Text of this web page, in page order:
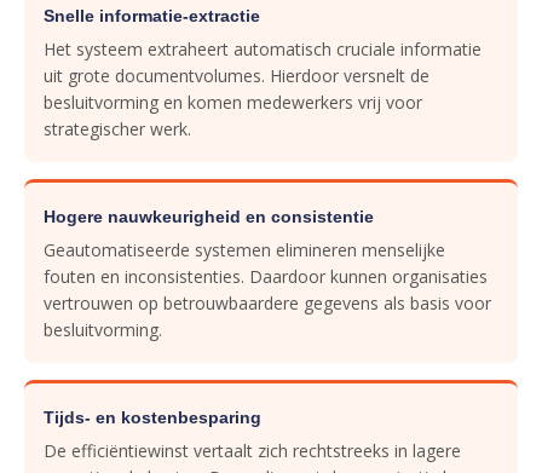
Snelle informatie-extractie
Het systeem extraheert automatisch cruciale informatie
uit grote documentvolumes. Hierdoor versnelt de
besluitvorming en komen medewerkers vrij voor
strategischer werk.
Hogere nauwkeurigheid en consistentie
Geautomatiseerde systemen elimineren menselijke
fouten en inconsistenties. Daardoor kunnen organisaties
vertrouwen op betrouwbaardere gegevens als basis voor
besluitvorming.
Tijds- en kostenbesparing
De efficiëntiewinst vertaalt zich rechtstreeks in lagere